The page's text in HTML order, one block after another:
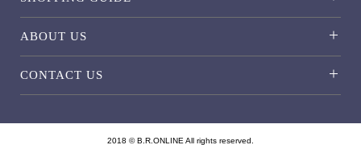
ABOUT US
CONTACT US
2018 © B.R.ONLINE All rights reserved.